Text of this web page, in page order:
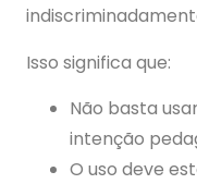
Isso significa que:
Não basta
intenção
O uso deve